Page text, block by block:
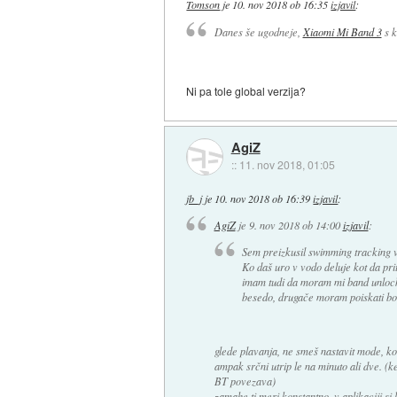
Tomsonje 10. nov 2018 ob 16:35 izjavil:
Danes še ugodneje, Xiaomi Mi Band 3s
Ni pa tole global verzija?
AgiZ
:: 11. nov 2018, 01:05
jb_jje 10. nov 2018 ob 16:39 izjavil:
AgiZje 9. nov 2018 ob 14:00 izjavil:
Sem preizkusil swimming tracking
Ko daš uro v vodo deluje kot da
imam tudi da moram mi band
besedo, drugače moram poiskati
glede plavanja, ne smeš nastavit mode,
ampak srčni utrip le na minuto ali dve.
BT povezava)